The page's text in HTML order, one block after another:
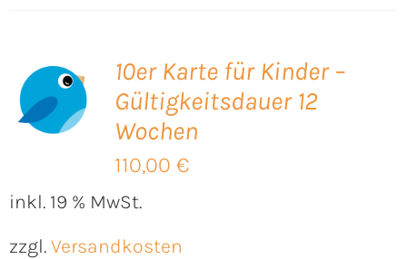
10er Karte für Kinder –
Gültigkeitsdauer 12
Wochen
110,00 €
inkl. 19 % MwSt.
zzgl. Versandkosten